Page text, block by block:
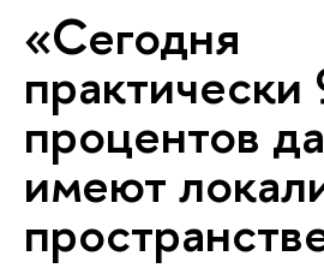
«Сегодня
практически
процентов
имеют